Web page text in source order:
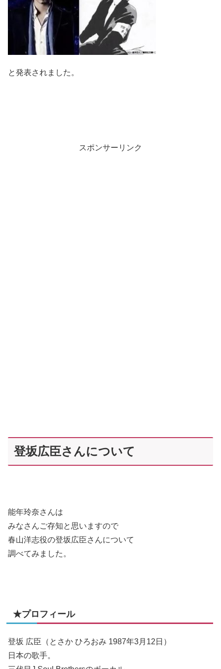
と発表されました。
スポンサーリンク
登坂広臣さんについて
能年玲奈さんは
みなさんご存知と思いますので
春山洋志役の登坂広臣さんについて
調べてみました。
★プロフィール
登坂 広臣（とさか ひろおみ 1987年3月12日）
日本の歌手。